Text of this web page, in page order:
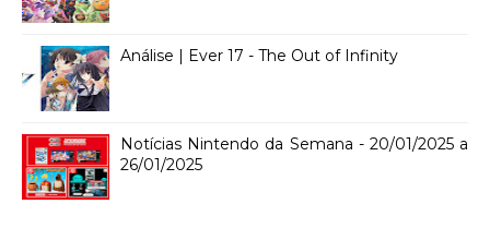
Análise | Ever 17 - The Out of Infinity
Notícias Nintendo da Semana - 20/01/2025 a
26/01/2025